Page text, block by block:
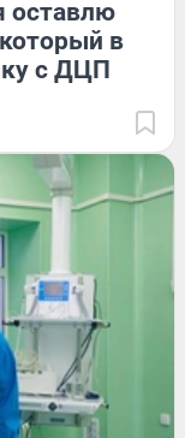
оставлю
в
с ДЦП